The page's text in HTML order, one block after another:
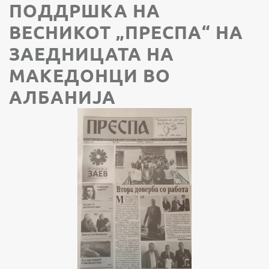
ПОДДРШКА НА
ВЕСНИКОТ „ПРЕСПА“ НА
ЗАЕДНИЦАТА НА
МАКЕДОНЦИ ВО
АЛБАНИЈА